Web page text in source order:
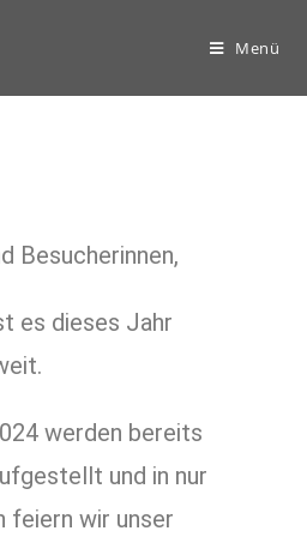
Menü
Besucherinnen,
es dieses Jahr
werden bereits
und in nur
feiern wir unser